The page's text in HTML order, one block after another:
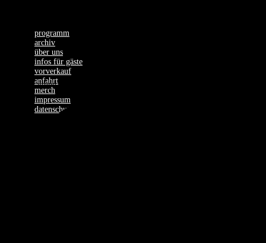
programm
archiv
über uns
infos für gäste
vorverkauf
anfahrt
merch
impressum
datenschutz
1 Veranstaltung found.